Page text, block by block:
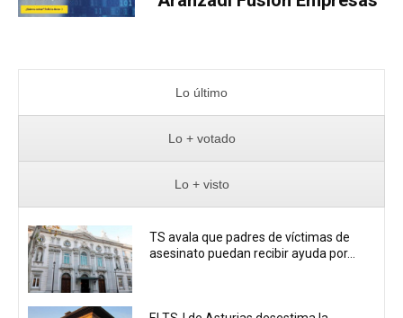
Lo último
Lo + votado
Lo + visto
TS avala que padres de víctimas de
asesinato puedan recibir ayuda por...